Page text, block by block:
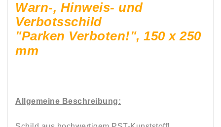
Warn-, Hinweis- und
Verbotsschild
"Parken Verboten!", 150 x 250
mm
Allgemeine Beschreibung: